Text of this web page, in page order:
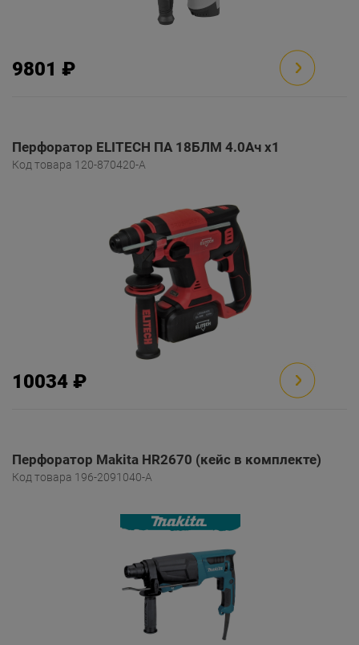
9801 ₽
Перфоратор ELITECH ПА 18БЛМ 4.0Ач x1
Код товара 120-870420-A
10034 ₽
Перфоратор Makita HR2670 (кейс в комплекте)
Код товара 196-2091040-A